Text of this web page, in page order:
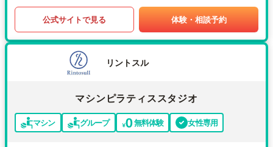
公式サイトで見る 体験・相談予約
リントスル
マシンピラティススタジオ
マシン グループ 無料体験 女性専用